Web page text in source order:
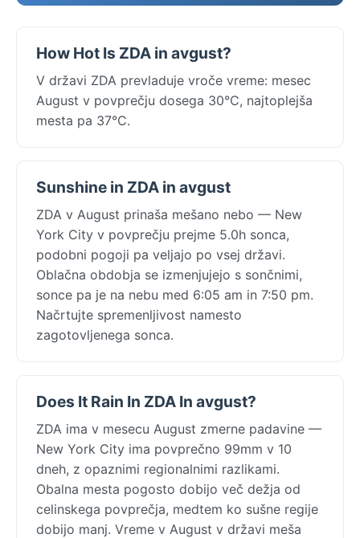
How Hot Is ZDA in avgust?
V državi ZDA prevladuje vroče vreme: mesec
August v povprečju dosega 30°C, najtoplejša
mesta pa 37°C.
Sunshine in ZDA in avgust
ZDA v August prinaša mešano nebo — New
York City v povprečju prejme 5.0h sonca,
podobni pogoji pa veljajo po vsej državi.
Oblačna obdobja se izmenjujejo s sončnimi,
sonce pa je na nebu med 6:05 am in 7:50 pm.
Načrtujte spremenljivost namesto
zagotovljenega sonca.
Does It Rain In ZDA In avgust?
ZDA ima v mesecu August zmerne padavine —
New York City ima povprečno 99mm v 10
dneh, z opaznimi regionalnimi razlikami.
Obalna mesta pogosto dobijo več dežja od
celinskega povprečja, medtem ko sušne regije
dobijo manj. Vreme v August v državi meša